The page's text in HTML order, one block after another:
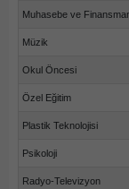
Muhasebe ve
Müzik
Okul Öncesi
Özel Eğitim
Plastik Teknolojisi
Psikoloji
Radyo-Televizyon